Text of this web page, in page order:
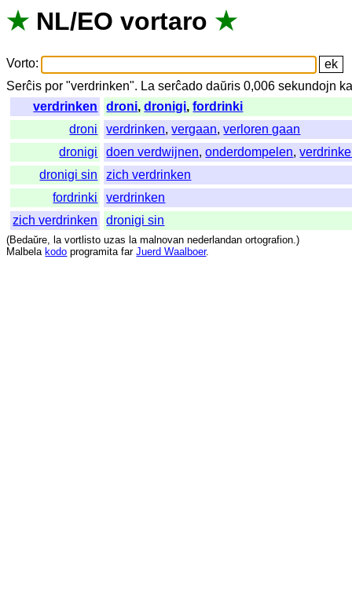
★ NL/EO vortaro ★
Vorto:
Serĉis por "verdrinken". La serĉado daŭris 0,006sekundojn
verdrinken
droni,dronigi,fordrinki
droni
verdrinken,vergaan,verloren gaan
dronigi
doen verdwijnen,onderdompelen,
dronigi sin
zich verdrinken
fordrinki
verdrinken
zich verdrinken
dronigi sin
(Bedaŭre, la vortlisto uzas la malnovan nederlandan ortografion.)
Malbela kodo programita far Juerd Waalboer.